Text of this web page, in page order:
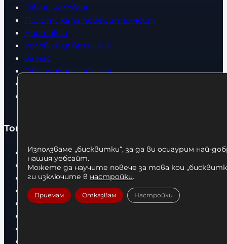
Общи условия
Политика за поверителност
Доставка
Условия за връщане
За нас
Оборудвани обекти
Топ категории
Бокс
Боксови чували
Боксови ръкавици
Дрехи
Детски дрехи
Използваме „бисквитки“, за да ви осигурим най-
нашия уебсайт.
Можете да научите повече за това кои
ги изключите в настройки.
Приемам Отказвам Настройки